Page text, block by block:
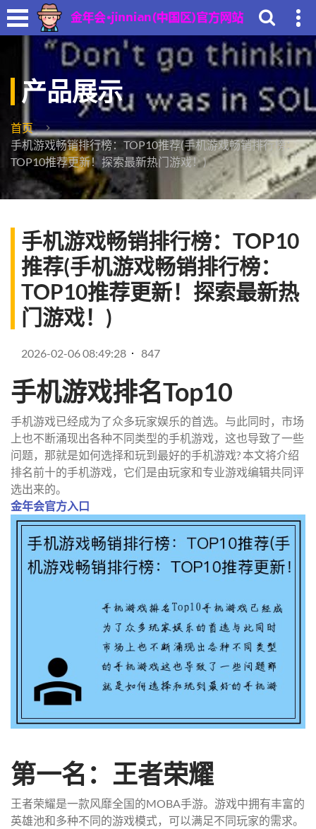
产品展示
首页
手机游戏畅销排行榜：TOP10推荐(手机游戏畅销排行榜：
TOP10推荐更新！探索最新热门游戏！)
手机游戏畅销排行榜：TOP10
推荐(手机游戏畅销排行榜：
TOP10推荐更新！探索最新热
门游戏！)
2026-02-06 08:49:28 847
手机游戏排名Top10
手机游戏已经成为了众多玩家娱乐的首选。与此同时，市场
上也不断涌现出各种不同类型的手机游戏，这也导致了一些
问题，那就是如何选择和玩到最好的手机游戏? 本文将介绍
排名前十的手机游戏，它们是由玩家和专业游戏编辑共同评
选出来的。
金年会官方入口
第一名：王者荣耀
王者荣耀是一款风靡全国的MOBA手游。游戏中拥有丰富的
英雄池和多种不同的游戏模式，可以满足不同玩家的需求。